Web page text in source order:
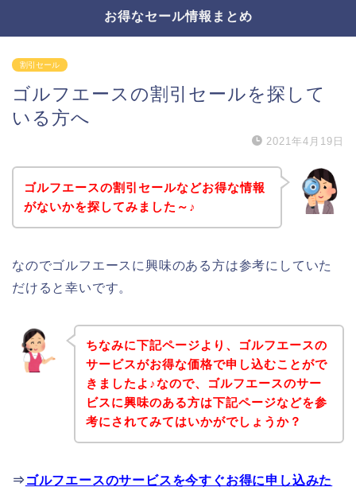
お得なセール情報まとめ
割引セール
ゴルフエースの割引セールを探して
いる方へ
2021年4月19日
ゴルフエースの割引セールなどお得な情報
がないかを探してみました～♪
なのでゴルフエースに興味のある方は参考にしていた
だけると幸いです。
ちなみに下記ページより、ゴルフエースの
サービスがお得な価格で申し込むことがで
きましたよ♪なので、ゴルフエースのサー
ビスに興味のある方は下記ページなどを参
考にされてみてはいかがでしょうか？
⇒ ゴルフエースのサービスを今すぐお得に申し込みた